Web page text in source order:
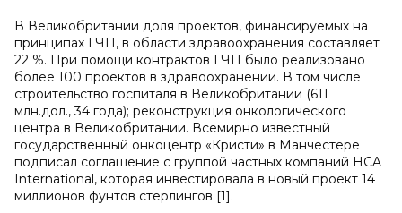
В Великобритании доля проектов, финансируемых на
принципах ГЧП, в области здравоохранения составляет
22 %. При помощи контрактов ГЧП было реализовано
более 100 проектов в здравоохранении. В том числе
строительство госпиталя в Великобритании (611
млн.дол., 34 года); реконструкция онкологического
центра в Великобритании. Всемирно известный
государственный онкоцентр «Кристи» в Манчестере
подписал соглашение с группой частных компаний HCA
International, которая инвестировала в новый проект 14
миллионов фунтов стерлингов [1].